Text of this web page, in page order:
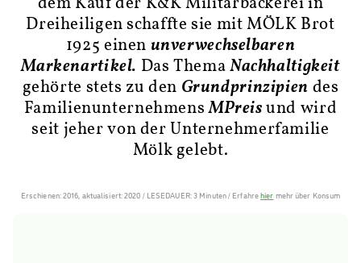
dem Kauf der K&K Militärbäckerei in
Dreiheiligen schaffte sie mit MÖLK Brot
1925 einen unverwechselbaren
Markenartikel. Das Thema Nachhaltigkeit
gehörte stets zu den Grundprinzipien des
FamilienunternehmensMPreis und wird
seit jeher von der Unternehmerfamilie
Mölk gelebt.
Erschienen: 2016, aktualisiert: 2020 / LESEDAUER: 3 Minuten / Erfahrehier mehr über Konsum